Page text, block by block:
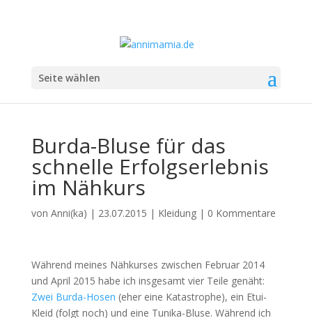
Seite wählen
Burda-Bluse für das
schnelle Erfolgserlebnis
im Nähkurs
von Anni(ka) | 23.07.2015 | Kleidung| 0 Kommentare
Während meines Nähkurses zwischen Februar 2014
und April 2015 habe ich insgesamt vier Teile genäht:
Zwei Burda-Hosen (eher eine Katastrophe), ein Etui-
Kleid (folgt noch) und eine Tunika-Bluse. Während ich